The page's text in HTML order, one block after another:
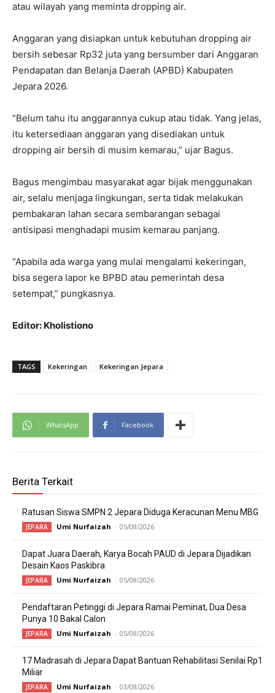
atau wilayah yang meminta dropping air.
Anggaran yang disiapkan untuk kebutuhan dropping air
bersih sebesar Rp32 juta yang bersumber dari Anggaran
Pendapatan dan Belanja Daerah (APBD) Kabupaten
Jepara 2026.
“Belum tahu itu anggarannya cukup atau tidak. Yang jelas,
itu ketersediaan anggaran yang disediakan untuk
dropping air bersih di musim kemarau,” ujar Bagus.
Bagus mengimbau masyarakat agar bijak menggunakan
air, selalu menjaga lingkungan, serta tidak melakukan
pembakaran lahan secara sembarangan sebagai
antisipasi menghadapi musim kemarau panjang.
“Apabila ada warga yang mulai mengalami kekeringan,
bisa segera lapor ke BPBD atau pemerintah desa
setempat,” pungkasnya.
Editor: Kholistiono
TAGS Kekeringan Kekeringan Jepara
WhatsApp Facebook
Berita Terkait
Ratusan Siswa SMPN 2 Jepara Diduga Keracunan Menu MBG
JEPARA Umi Nurfaizah - 05/08/2026
Dapat Juara Daerah, Karya Bocah PAUD di Jepara Dijadikan
Desain Kaos Paskibra
JEPARA Umi Nurfaizah - 05/08/2026
Pendaftaran Petinggi di Jepara Ramai Peminat, Dua Desa
Punya 10 Bakal Calon
JEPARA Umi Nurfaizah - 05/08/2026
17 Madrasah di Jepara Dapat Bantuan Rehabilitasi Senilai Rp1
Miliar
JEPARA Umi Nurfaizah - 03/08/2026